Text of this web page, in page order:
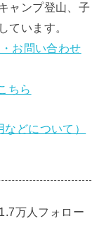
ャンプ登山、子
ています。
お問い合わせ
ちら
どについて）
万人フォロー